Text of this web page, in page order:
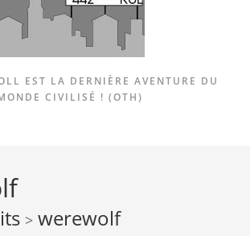
EST LA DERNIÈRE AVENTURE DU
CIVILISÉ ! (OTH)
> werewolf